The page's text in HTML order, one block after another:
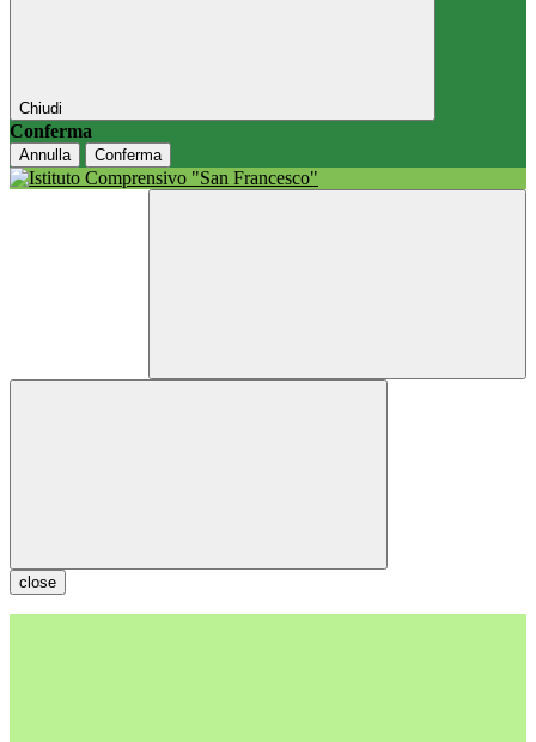
Chiudi
Conferma
Annulla Conferma
close